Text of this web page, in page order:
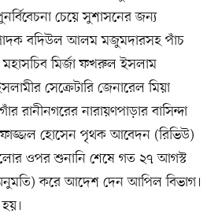
চেয়ে সুশাসনের জন্য
বদিউল আলম মজুমদারসহ পাঁচ
মহাসচিব মির্জা ফখরুল ইসলাম
সেক্রেটারি জেনারেল মিয়া
রানীনগরের নারায়ণপাড়ার বাসিন্দা
হোসেন পৃথক আবেদন (রিভিউ)
ওপর শুনানি শেষে গত ২৭ আগস্ট
করে আদেশ দেন আপিল বিভাগ।